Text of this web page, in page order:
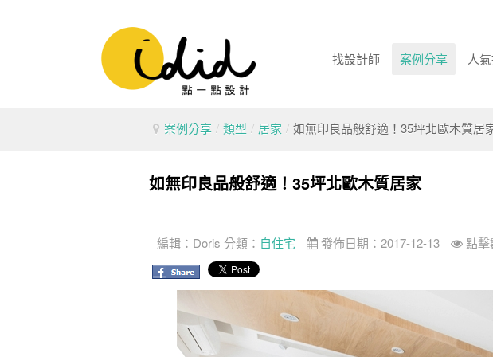
找設計師 案例分享 人
案例分享 / 類型 / 居家 / 如無印良品般舒適！35坪北歐木質居
如無印良品般舒適！35坪北歐木質居家
編輯： Doris 分類： 自住宅 發佈日期：2017-12-13 點擊